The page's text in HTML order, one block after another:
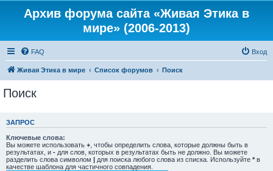
Архив форума сайта «Живая Этика в
мире» (2006-2013)
FAQ Вход
Живая Этика в мире Список форумов Поиск
Поиск
ЗАПРОС
Ключевые слова:
Вы можете использовать + , чтобы определить слова, которые должны быть в
результатах, и - для слов, которых в результатах быть не должно. Вы можете
разделить слова символом | для поиска любого слова из списка. Используйте * в
качестве шаблона для частичного совпадения.